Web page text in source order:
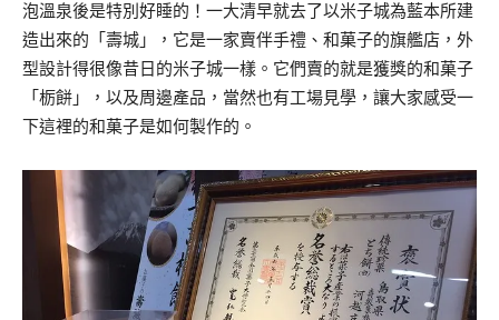
泡溫泉後是特別好睡的！一大清早就去了以米子城為藍本所建
造出來的「壽城」，它是一家賣伴手禮、和菓子的旗艦店，外
型設計得很像昔日的米子城一樣。它們賣的就是獲獎的和菓子
「栃餅」，以及周邊產品，當然也有工場見學，讓大家感受一
下這裡的和菓子是如何製作的。